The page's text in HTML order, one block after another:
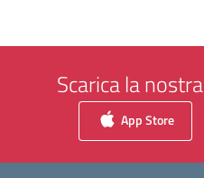
Scarica la
App Store